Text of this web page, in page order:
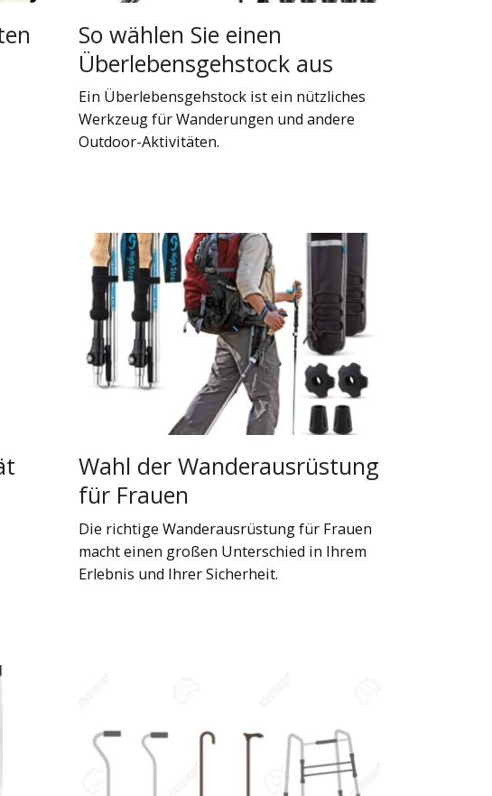
So wählen Sie einen
Überlebensgehstock aus
Ein Überlebensgehstock ist ein nützliches
Werkzeug für Wanderungen und andere
Outdoor-Aktivitäten.
Wahl der Wanderausrüstung
für Frauen
Die richtige Wanderausrüstung für Frauen
macht einen großen Unterschied in Ihrem
Erlebnis und Ihrer Sicherheit.